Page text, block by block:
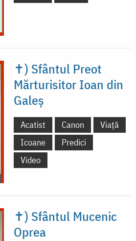
✝) Sfântul Preot
Mărturisitor Ioan din
Galeș
Acatist Canon
Viață
Icoane
Predici
Video
✝) Sfântul Mucenic
Oprea